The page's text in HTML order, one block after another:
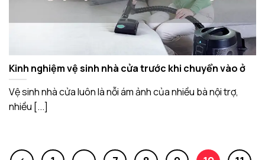
Kinh nghiệm vệ sinh nhà cửa trước khi chuyển vào ở
Vệ sinh nhà cửa luôn là nỗi ám ảnh của nhiều bà nội trợ,
nhiều [...]